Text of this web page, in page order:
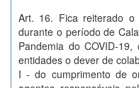
Art. 16. Fica reiterado o
durante o período de
Pandemia do COVID-
entidades o dever de
I - do cumprimento de